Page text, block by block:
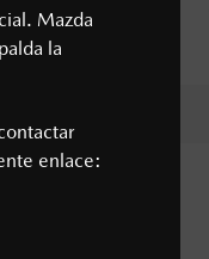
Mazda
la
enlace:
Guanajuato.